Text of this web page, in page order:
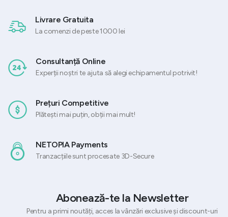
Livrare Gratuita
La comenzi de peste 1000 lei
Consultanță Online
Experții noștri te ajuta să alegi echipamentul potrivit!
Prețuri Competitive
Plătești mai puțin, obții mai mult!
NETOPIA Payments
Tranzacțiile sunt procesate 3D-Secure
Abonează-te la Newsletter
Pentru a primi noutăți, acces la vânzări exclusive și discount-uri